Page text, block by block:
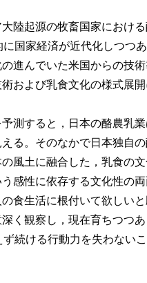
陸起源の牧畜国家におけ
国家経済が近代化しつつ
進んでいた米国からの技
および乳食文化の様式展
測すると，日本の酪農乳
る。そのなかで日本独自
風土に融合した，乳食の文
感性に依存する文化性の
食生活に根付いて欲しい
く観察し，現在育ちつつ
続ける行動力を失わないこ